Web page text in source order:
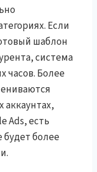
Если
шаблон
система
часов. Более
Ads, есть
будет более